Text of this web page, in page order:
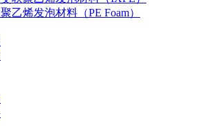
乙烯发泡材料（PE Foam）